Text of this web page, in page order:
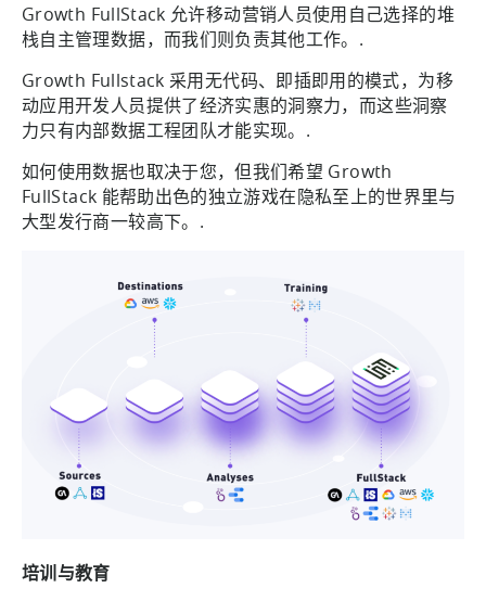
Growth FullStack 允许移动营销人员使用自己选择的堆
栈自主管理数据，而我们则负责其他工作。.
Growth Fullstack 采用无代码、即插即用的模式，为移
动应用开发人员提供了经济实惠的洞察力，而这些洞察
力只有内部数据工程团队才能实现。.
如何使用数据也取决于您，但我们希望 Growth
FullStack 能帮助出色的独立游戏在隐私至上的世界里与
大型发行商一较高下。.
培训与教育